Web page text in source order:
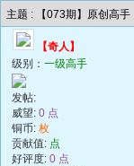
主题 : 【073期】原创高
【奇人】
级别： 一级高手
发帖:
威望: 0 点
铜币: 枚
贡献值: 点
好评度: 0 点